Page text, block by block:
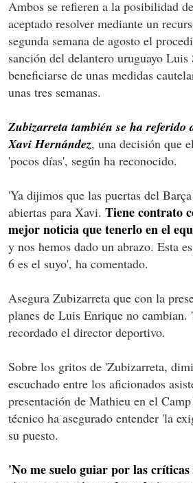
Ambos se refieren a la posibilidad
aceptado resolver mediante un
segunda semana de agosto el
sanción del delantero uruguayo Luis
beneficiarse de unas medidas
unas tres semanas.
Zubizarreta también se ha referido
Xavi Hernández, una decisión que
'pocos días', según ha reconocido.
'Ya dijimos que las puertas del
abiertas para Xavi. Tiene contrato
mejor noticia que tenerlo en el
y nos hemos dado un abrazo. Esta
6 es el suyo', ha comentado.
Asegura Zubizarreta que con la
planes de Luis Enrique no cambian.
recordado el director deportivo.
Sobre los gritos de 'Zubizarreta,
escuchado entre los aficionados
presentación de Mathieu en el
técnico ha asegurado entender 'la
su puesto.
'No me suelo guiar por las